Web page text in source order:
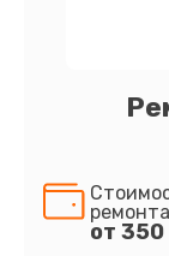
ремонта
от 350